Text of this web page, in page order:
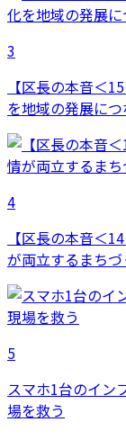
3
【区長の本音＜
を地域の発展につ
4
【区長の本音＜
が両立するまちづ
5
スマホ1台のイン
場を救う